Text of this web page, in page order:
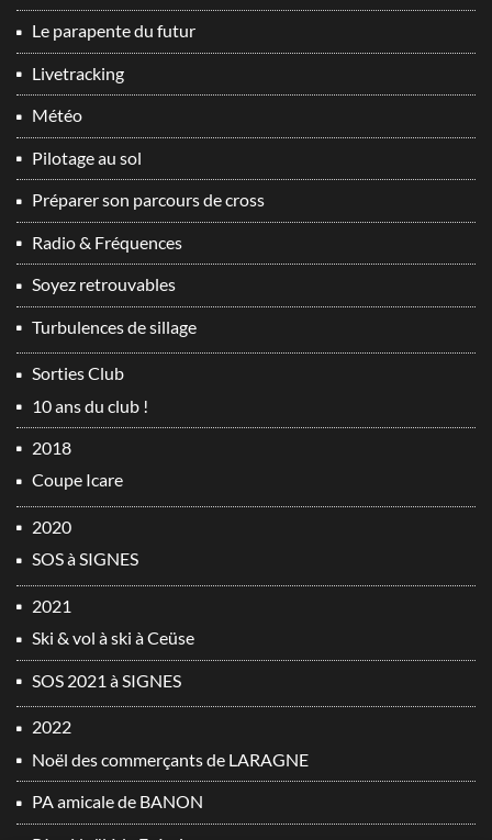
Le parapente du futur
Livetracking
Météo
Pilotage au sol
Préparer son parcours de cross
Radio & Fréquences
Soyez retrouvables
Turbulences de sillage
Sorties Club
10 ans du club !
2018
Coupe Icare
2020
SOS à SIGNES
2021
Ski & vol à ski à Ceüse
SOS 2021 à SIGNES
2022
Noël des commerçants de LARAGNE
PA amicale de BANON